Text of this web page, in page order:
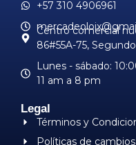
+57 310 4906961
Centro comercial
86#55A-75,
Lunes - sábado:
11 am a 8 pm
Legal
Términos y
Políticas de cambios